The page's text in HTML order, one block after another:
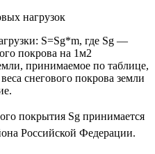
S=Sg*m, где Sg —
покрова на 1м2
принимаемое по таблице,
снегового покрова земли
покрытия Sg принимается
Российской Федерации.